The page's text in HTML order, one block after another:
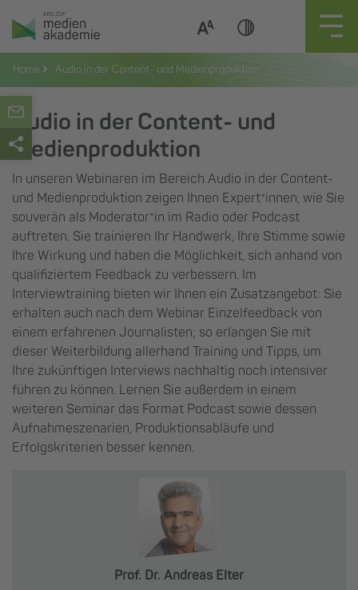
Zum
Inhalt
springen
Home Audio in der Content- und Medienproduktion
Audio in der Content- und
Medienproduktion
In unseren Webinaren im Bereich Audio in der Content-
und Medienproduktion zeigen Ihnen Expert*innen, wie Sie
souverän als Moderator*in im Radio oder Podcast
auftreten. Sie trainieren Ihr Handwerk, Ihre Stimme sowie
Ihre Wirkung und haben die Möglichkeit, sich anhand von
qualifiziertem Feedback zu verbessern. Im
Interviewtraining bieten wir Ihnen ein Zusatzangebot: Sie
erhalten auch nach dem Webinar Einzelfeedback von
einem erfahrenen Journalisten; so erlangen Sie mit
dieser Weiterbildung allerhand Training und Tipps, um
Ihre zukünftigen Interviews nachhaltig noch intensiver
führen zu können. Lernen Sie außerdem in einem
weiteren Seminar das Format Podcast sowie dessen
Aufnahmeszenarien, Produktionsabläufe und
Erfolgskriterien besser kennen.
Prof. Dr. Andreas Elter